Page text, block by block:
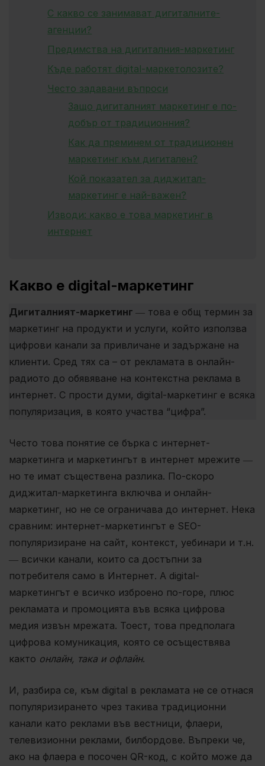
С какво се занимават дигиталните-
агенции?
Предимства на дигиталния-маркетинг
Къде работят digital-маркетолозите?
Често задавани въпроси
Защо дигиталният маркетинг е по-
добър от традиционния?
Как да преминем от традиционен
маркетинг към дигитален?
Кой показател за диджитал-
маркетинг е най-важен?
Изводи: какво е това маркетинг в
интернет
Какво е digital-маркетинг
Дигиталният-маркетинг ― това е общ термин за
маркетинг на продукти и услуги, който използва
цифрови канали за привличане и задържане на
клиенти. Сред тях са – от рекламата в онлайн-
радиото до обявяване на контекстна реклама в
интернет. С прости думи, digital-маркетинг е всяка
популяризация, в която участва “цифра”.
Често това понятие се бърка с интернет-
маркетинга и маркетингът в интернет мрежите ―
но те имат съществена разлика. По-скоро
диджитал-маркетинга включва и онлайн-
маркетинг, но не се ограничава до интернет. Нека
сравним: интернет-маркетингът е SEO-
популяризиране на сайт, контекст, уебинари и т.н.
― всички канали, които са достъпни за
потребителя само в Интернет. А digital-
маркетингът е всичко изброено по-горе, плюс
рекламата и промоцията във всяка цифрова
медия извън мрежата. Тоест, това предполага
цифрова комуникация, която се осъществява
както онлайн, така и офлайн.
И, разбира се, към digital в рекламата не се отнася
популяризирането чрез такива традиционни
канали като реклами във вестници, флаери,
телевизионни реклами, билбордове. Въпреки че,
ако на флаера е посочен QR-код, с който може да